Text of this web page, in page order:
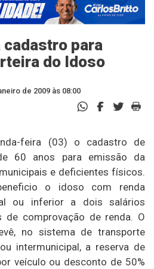
para
do Idoso
de 2009 às 08:00
feira (03) o cadastro de
60 anos para emissão da
e deficientes físicos.
o idoso com renda
ou inferior a dois salários
comprovação de renda. O
no sistema de transporte
intermunicipal, a reserva de
veículo ou desconto de 50%